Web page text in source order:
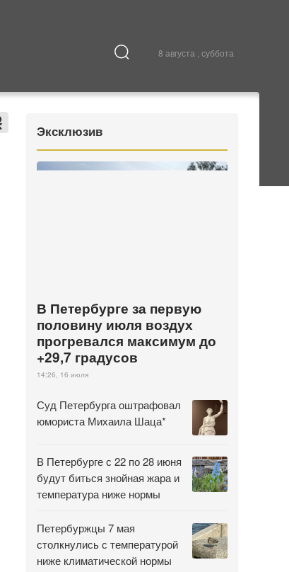
8 августа , суббота
Эксклюзив
В Петербурге за первую
половину июля воздух
прогревался максимум до
+29,7 градусов
14:26, 16 июля
Суд Петербурга оштрафовал
юмориста Михаила Шаца*
В Петербурге с 22 по 28 июня
будут биться знойная жара и
температура ниже нормы
Петербуржцы 7 мая
столкнулись с температурой
ниже климатической нормы